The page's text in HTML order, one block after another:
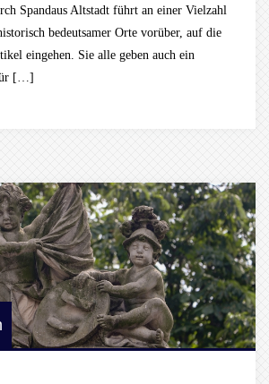
Spandaus Altstadt führt an einer Vielzahl
bedeutsamer Orte vorüber, auf die
eingehen. Sie alle geben auch ein
[…]